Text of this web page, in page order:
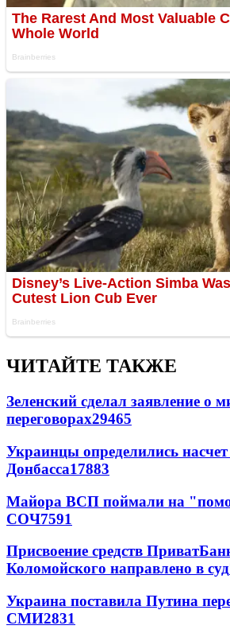
ЧИТАЙТЕ ТАКЖЕ
Зеленский сделал заявление о
переговорах29465
Украинцы определились
Донбасса17883
Майора ВСП поймали на
СОЧ7591
Присвоение средств
Коломойского направлено в суд
Украина поставила Путина
СМИ2831